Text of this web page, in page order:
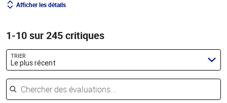
Afficher les détails
1-10 sur 245 critiques
TRIER
Le plus récent
Chercher des évaluations